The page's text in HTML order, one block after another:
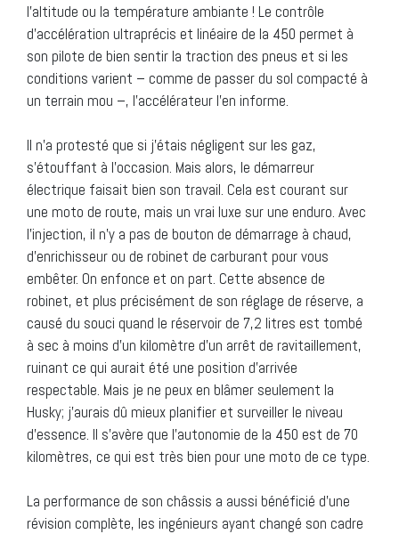
l’altitude ou la température ambiante ! Le contrôle
d’accélération ultraprécis et linéaire de la 450 permet à
son pilote de bien sentir la traction des pneus et si les
conditions varient – comme de passer du sol compacté à
un terrain mou –, l’accélérateur l’en informe.
Il n’a protesté que si j’étais négligent sur les gaz,
s’étouffant à l’occasion. Mais alors, le démarreur
électrique faisait bien son travail. Cela est courant sur
une moto de route, mais un vrai luxe sur une enduro. Avec
l’injection, il n’y a pas de bouton de démarrage à chaud,
d’enrichisseur ou de robinet de carburant pour vous
embêter. On enfonce et on part. Cette absence de
robinet, et plus précisément de son réglage de réserve, a
causé du souci quand le réservoir de 7,2 litres est tombé
à sec à moins d’un kilomètre d’un arrêt de ravitaillement,
ruinant ce qui aurait été une position d’arrivée
respectable. Mais je ne peux en blâmer seulement la
Husky; j’aurais dû mieux planifier et surveiller le niveau
d’essence. Il s’avère que l’autonomie de la 450 est de 70
kilomètres, ce qui est très bien pour une moto de ce type.
La performance de son châssis a aussi bénéficié d’une
révision complète, les ingénieurs ayant changé son cadre